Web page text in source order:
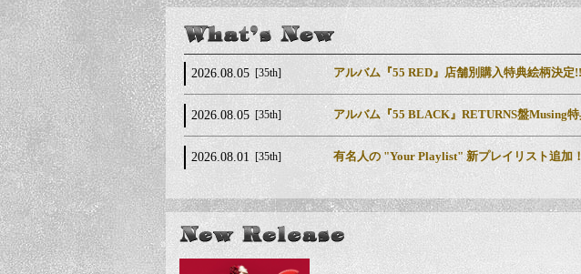
2026.08.05 [35th] アルバム『55 RED』店舗別購入特典絵柄決定!!
2026.08.05 [35th] アルバム『55 BLACK』RETURNS盤Musing
2026.08.01 [35th] 有名人の "Your Playlist" 新プレイリスト追加！
2026.07.31 [35th] ニューアルバム『55 RED』『55 BLACK』
2026.07.31 [35th] MAKI OHGURO LIVE TOUR 2026 - 55